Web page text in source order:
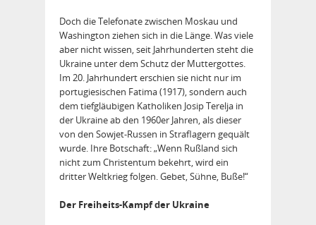
Doch die Telefonate zwischen Moskau und
Washington ziehen sich in die Länge. Was viele
aber nicht wissen, seit Jahrhunderten steht die
Ukraine unter dem Schutz der Muttergottes.
Im 20. Jahrhundert erschien sie nicht nur im
portugiesischen Fatima (1917), sondern auch
dem tiefgläubigen Katholiken Josip Terelja in
der Ukraine ab den 1960er Jahren, als dieser
von den Sowjet-Russen in Straflagern ge­quält
wurde. Ihre Botschaft: „Wenn Rußland sich
nicht zum Christentum bekehrt, wird ein
dritter Weltkrieg folgen. Gebet, Sühne, Buße!“
Der Freiheits-Kampf der Ukraine